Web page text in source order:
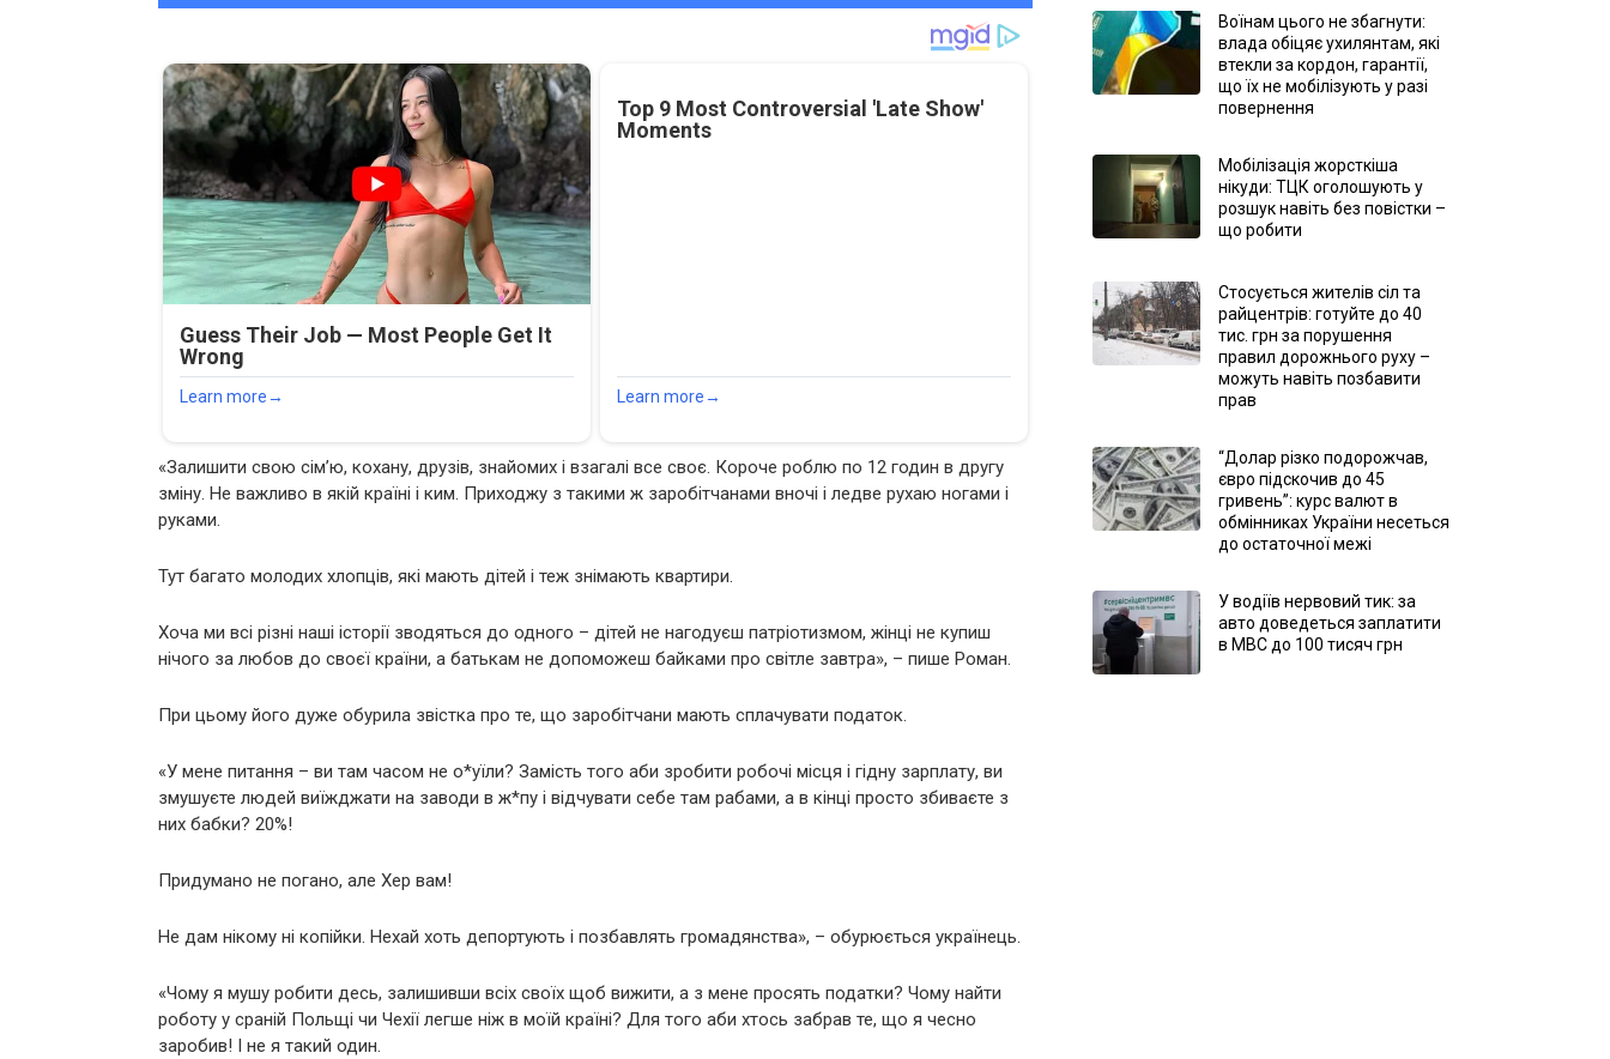
«Залишити свою сім’ю, кохану, друзів, знайомих і взагалі все своє. Короче роблю по 12 годин в другу
зміну. Не важливо в якій країні і ким. Приходжу з такими ж заробітчанами вночі і ледве рухаю ногами і
руками.
Тут багато молодих хлопців, які мають дітей і теж знімають квартири.
Хоча ми всі різні наші історії зводяться до одного – дітей не нагодуєш патріотизмом, жінці не купиш
нічого за любов до своєї країни, а батькам не допоможеш байками про світле завтра», – пише Роман.
При цьому його дуже обурила звістка про те, що заробітчани мають сплачувати податок.
«У мене питання – ви там часом не о*уїли? Замість того аби зробити робочі місця і гідну зарплату, ви
змушуєте людей виїжджати на заводи в ж*пу і відчувати себе там рабами, а в кінці просто збиваєте з
них бабки? 20%!
Придумано не погано, але Хер вам!
Не дам нікому ні копійки. Нехай хоть депортують і позбавлять громадянства», – обурюється українець.
«Чому я мушу робити десь, залишивши всіх своїх щоб вижити, а з мене просять податки? Чому найти
роботу у сраній Польщі чи Чехії легше ніж в моїй країні? Для того аби хтось забрав те, що я чесно
заробив! І не я такий один.
Воїнам цього не збагнути:
влада обіцяє ухилянтам, які
втекли за кордон, гарантії,
що їх не мобілізують у разі
повернення
Мобілізація жорсткіша
нікуди: ТЦК оголошують у
розшук навіть без повістки –
що робити
Стосується жителів сіл та
райцентрів: готуйте до 40
тис. грн за порушення
правил дорожнього руху –
можуть навіть позбавити
прав
“Долар різко подорожчав,
євро підскочив до 45
гривень”: курс валют в
обмінниках України несеться
до остаточної межі
У водіїв нервовий тик: за
авто доведеться заплатити
в МВС до 100 тисяч грн